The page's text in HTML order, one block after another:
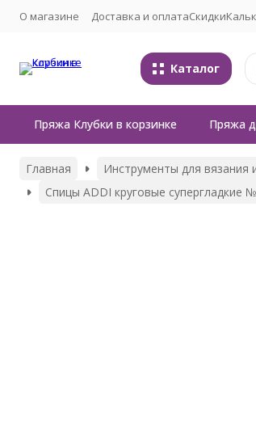
О магазине Доставка и оплатаСкидки
Каталог
Пряжа Клубки в корзинке Пряжа
Главная Инструменты для вязания
Спицы ADDI круговые супергладкие